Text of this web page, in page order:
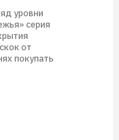
уровни
серия
от
покупать